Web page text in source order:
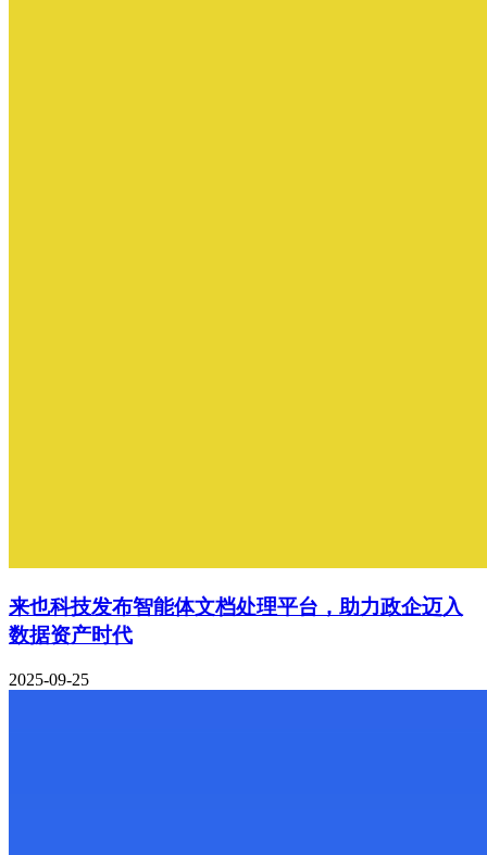
来也科技发布智能体文档处理平台，助力政企迈入
数据资产时代
2025-09-25